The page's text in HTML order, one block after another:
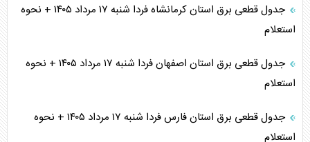
جدول قطعی برق استان کرمانشاه فردا شنبه ۱۷ مرداد ۱۴۰۵ + نحوه
استعلام
جدول قطعی برق استان اصفهان فردا شنبه ۱۷ مرداد ۱۴۰۵ + نحوه
استعلام
جدول قطعی برق استان فارس فردا شنبه ۱۷ مرداد ۱۴۰۵ + نحوه
استعلام